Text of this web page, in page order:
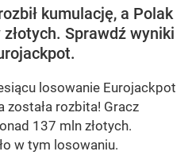
kumulację, a Polak
Sprawdź wyniki
losowanie Eurojackpot
została rozbita! Gracz
137 mln złotych.
w tym losowaniu.